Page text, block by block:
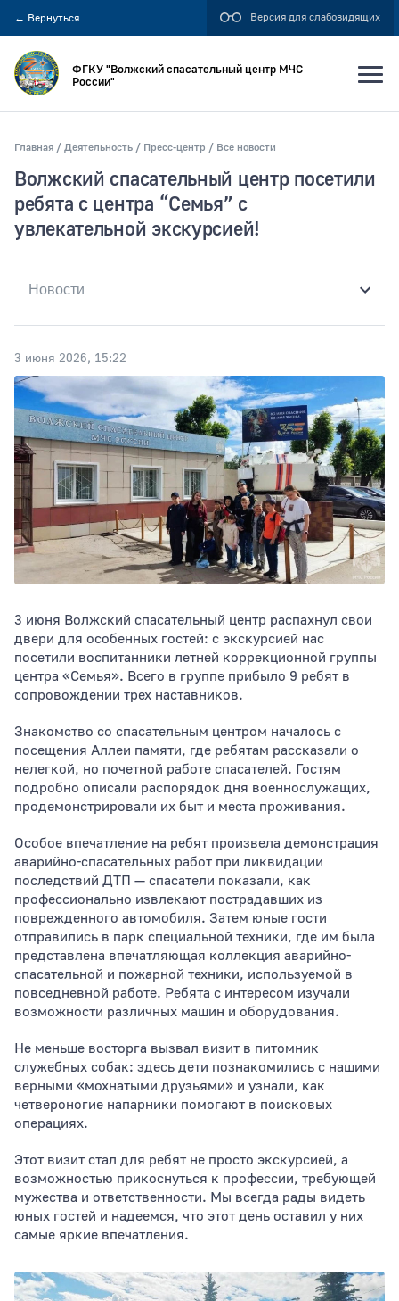
← Вернуться Версия для слабовидящих
Искать по:
отдельным словам
Публикация не ранее
Публикация не позднее
Тип раздела
ФГКУ "Волжский спасательный центр МЧС
России"
Главная Деятельность Пресс-центр Все новости
3 июня 2026, 15:22
3 июня Волжский спасательный центр распахнул свои
двери для особенных гостей: с экскурсией нас
посетили воспитанники летней коррекционной группы
центра «Семья». Всего в группе прибыло 9 ребят в
сопровождении трех наставников.
Знакомство со спасательным центром началось с
посещения Аллеи памяти, где ребятам рассказали о
нелегкой, но почетной работе спасателей. Гостям
подробно описали распорядок дня военнослужащих,
продемонстрировали их быт и места проживания.
Особое впечатление на ребят произвела демонстрация
аварийно-спасательных работ при ликвидации
последствий ДТП — спасатели показали, как
профессионально извлекают пострадавших из
поврежденного автомобиля. Затем юные гости
отправились в парк специальной техники, где им была
представлена впечатляющая коллекция аварийно-
спасательной и пожарной техники, используемой в
повседневной работе. Ребята с интересом изучали
возможности различных машин и оборудования.
Не меньше восторга вызвал визит в питомник
служебных собак: здесь дети познакомились с нашими
верными «мохнатыми друзьями» и узнали, как
четвероногие напарники помогают в поисковых
операциях.
Этот визит стал для ребят не просто экскурсией, а
возможностью прикоснуться к профессии, требующей
мужества и ответственности. Мы всегда рады видеть
юных гостей и надеемся, что этот день оставил у них
самые яркие впечатления.
Волжский спасательный центр посетили
ребята с центра “Семья” с
увлекательной экскурсией!